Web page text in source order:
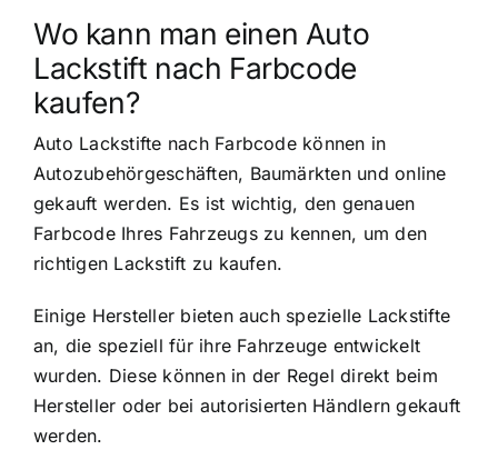
Wo kann man einen Auto
Lackstift nach Farbcode
kaufen?
Auto Lackstifte nach Farbcode können in
Autozubehörgeschäften, Baumärkten und online
gekauft werden. Es ist wichtig, den genauen
Farbcode Ihres Fahrzeugs zu kennen, um den
richtigen Lackstift zu kaufen.
Einige Hersteller bieten auch spezielle Lackstifte
an, die speziell für ihre Fahrzeuge entwickelt
wurden. Diese können in der Regel direkt beim
Hersteller oder bei autorisierten Händlern gekauft
werden.